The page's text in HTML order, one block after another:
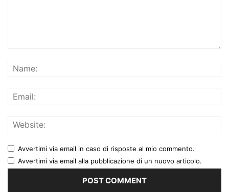
Avvertimi via email in caso di risposte al mio commento.
Avvertimi via email alla pubblicazione di un nuovo articolo.